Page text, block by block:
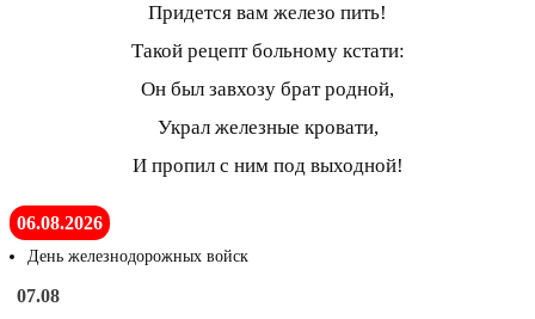
Придется вам железо пить!
Такой рецепт больному кстати:
Он был завхозу брат родной,
Украл железные кровати,
И пропил с ним под выходной!
06.08.2026
День железнодорожных войск
07.08